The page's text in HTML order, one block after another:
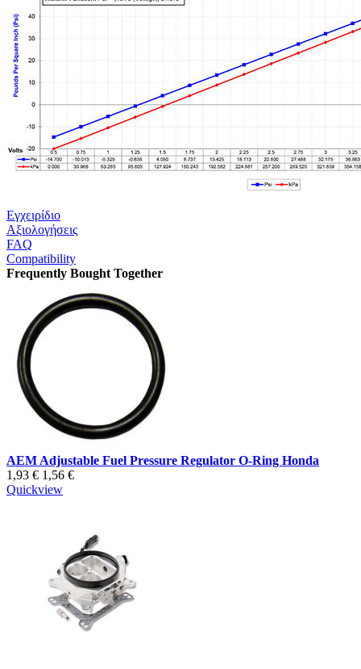
Εγχειρίδιο
Αξιολογήσεις
FAQ
Compatibility
Frequently Bought Together
AEM Adjustable Fuel Pressure Regulator O-Ring Honda
1,93 € 1,56 €
Quickview